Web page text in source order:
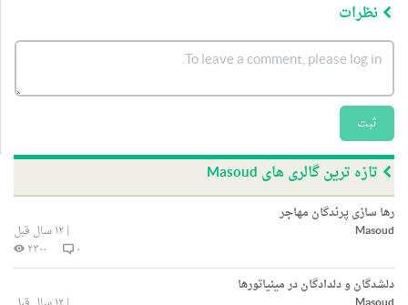
نظرات
ثبت
تازه ترین گالری های Masoud
رها سازی پرندگان مهاجر
Masoud
|۱۲ سال قبل
۰
۲۳۰۰
دلشدگان و دلدادگان در مینیاتورها